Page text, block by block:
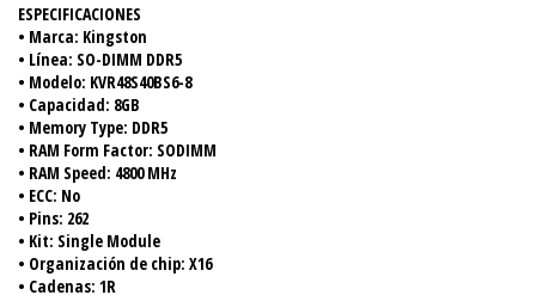
ESPECIFICACIONES
• Marca: Kingston
• Línea: SO-DIMM DDR5
• Modelo: KVR48S40BS6-8
• Capacidad: 8GB
• Memory Type: DDR5
• RAM Form Factor: SODIMM
• RAM Speed: 4800 MHz
• ECC: No
• Pins: 262
• Kit: Single Module
• Organización de chip: X16
• Cadenas: 1R